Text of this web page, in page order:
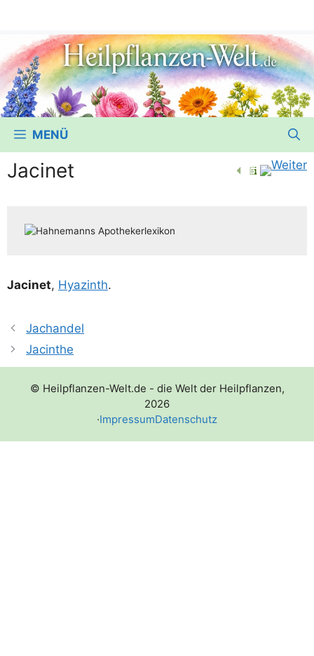
MENÜ
Jacinet
Jaci­n­et, Hya­zinth.
Jachandel
Jacinthe
© Heilpflanzen-Welt.de - die Welt der Heilpflanzen,
2026
·ImpressumDatenschutz